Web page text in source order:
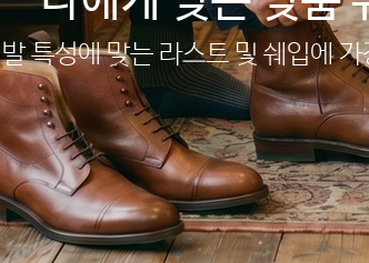
발 특성에 맞는 라스트 및 쉐입에